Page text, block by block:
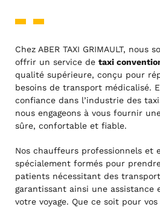
Chez ABER TAXI GRIMAULT, nous
offrir un service de taxi
qualité supérieure, conçu pour
besoins de transport médicalisé.
confiance dans l’industrie des
nous engageons à vous fournir
sûre, confortable et fiable.
Nos chauffeurs professionnels et
spécialement formés pour
patients nécessitant des
garantissant ainsi une assistance
votre voyage. Que ce soit pour